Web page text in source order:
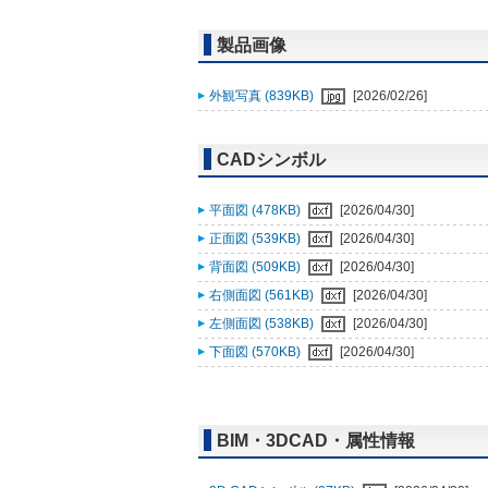
製品画像
外観写真 (839KB) [2026/02/26]
CADシンボル
平面図 (478KB)
[2026/04/30]
正面図 (539KB)
[2026/04/30]
背面図 (509KB)
[2026/04/30]
右側面図 (561KB)
[2026/04/30]
左側面図 (538KB)
[2026/04/30]
下面図 (570KB)
[2026/04/30]
BIM・3DCAD・属性情報